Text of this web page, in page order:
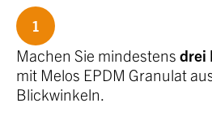
1
Machen Sie mindestens drei
mit Melos EPDM Granulat
Blickwinkeln.